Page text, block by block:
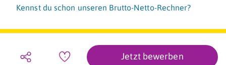
Kennst du schon unseren Brutto-Netto-Rechner?
Jetzt bewerben